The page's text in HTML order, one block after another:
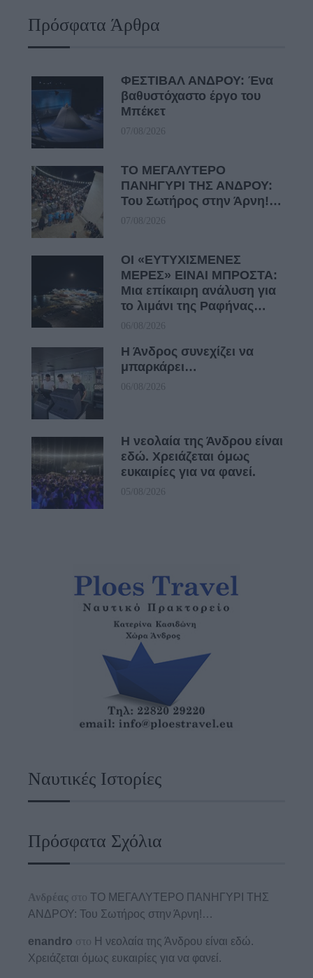
Πρόσφατα Άρθρα
ΦΕΣΤΙΒΑΛ ΑΝΔΡΟΥ: Ένα
βαθυστόχαστο έργο του
Μπέκετ
07/08/2026
ΤΟ ΜΕΓΑΛΥΤΕΡΟ
ΠΑΝΗΓΥΡΙ ΤΗΣ ΑΝΔΡΟΥ:
Του Σωτήρος στην Άρνη!…
07/08/2026
ΟΙ «ΕΥΤΥΧΙΣΜΕΝΕΣ
ΜΕΡΕΣ» ΕΙΝΑΙ ΜΠΡΟΣΤΑ:
Μια επίκαιρη ανάλυση για
το λιμάνι της Ραφήνας…
06/08/2026
Η Άνδρος συνεχίζει να
μπαρκάρει…
06/08/2026
Η νεολαία της Άνδρου είναι
εδώ. Χρειάζεται όμως
ευκαιρίες για να φανεί.
05/08/2026
Ναυτικές Ιστορίες
Πρόσφατα Σχόλια
Ανδρέας στο ΤΟ ΜΕΓΑΛΥΤΕΡΟ ΠΑΝΗΓΥΡΙ ΤΗΣ
ΑΝΔΡΟΥ: Του Σωτήρος στην Άρνη!…
enandro στο Η νεολαία της Άνδρου είναι εδώ.
Χρειάζεται όμως ευκαιρίες για να φανεί.